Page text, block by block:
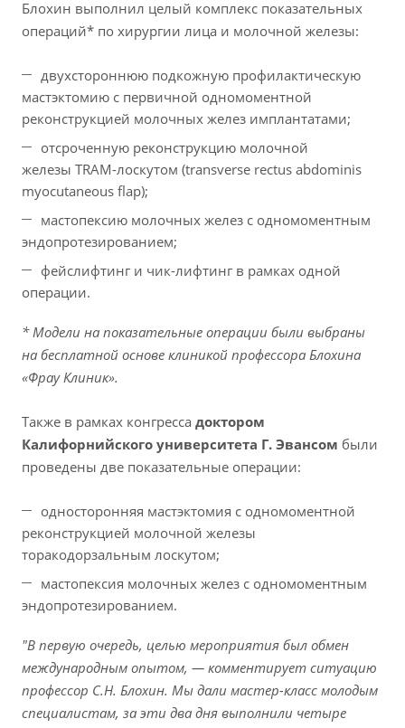
Блохин выполнил целый комплекс показательных
операций* по хирургии лица и молочной железы:
двухстороннюю подкожную профилактическую
мастэктомию с первичной одномоментной
реконструкцией молочных желез имплантатами;
отсроченную реконструкцию молочной
железы TRAM-лоскутом (transverse rectus abdominis
myocutaneous flap);
мастопексию молочных желез с одномоментным
эндопротезированием;
фейслифтинг и чик-лифтинг в рамках одной
операции.
* Модели на показательные операции были выбраны
на бесплатной основе клиникой профессора Блохина
«Фрау Клиник».
Также в рамках конгресса доктором
Калифорнийского университета Г. Эвансом были
проведены две показательные операции:
односторонняя мастэктомия с одномоментной
реконструкцией молочной железы
торакодорзальным лоскутом;
мастопексия молочных желез с одномоментным
эндопротезированием.
"В первую очередь, целью мероприятия был обмен
международным опытом, — комментирует ситуацию
профессор С.Н. Блохин. Мы дали мастер-класс молодым
специалистам, за эти два дня выполнили четыре